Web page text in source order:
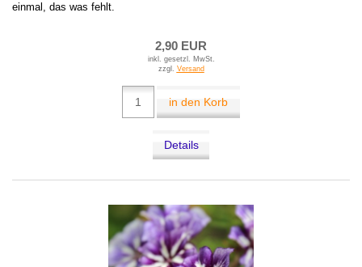
einmal, das was fehlt.
2,90 EUR
inkl. gesetzl. MwSt.
zzgl. Versand
in den Korb
Details